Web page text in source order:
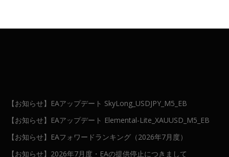
【お知らせ】EAアップデート SkyLong_USDJPY_M5_EB
【お知らせ】EAアップデート Elemental-Lite_XAUUSD_M5_EB
【お知らせ】EAフォワードランキング（2026年7月度）
【お知らせ】2026年7月度・EAの提供停止につきまして